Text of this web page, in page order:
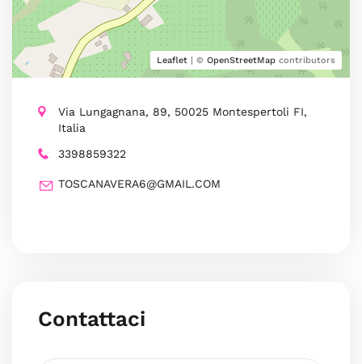
Leaflet | © OpenStreetMap contributors
Via Lungagnana, 89, 50025 Montespertoli FI,
Italia
3398859322
TOSCANAVERA6@GMAIL.COM
Contattaci